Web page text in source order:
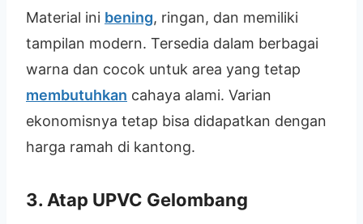
Material ini bening, ringan, dan memiliki
tampilan modern. Tersedia dalam berbagai
warna dan cocok untuk area yang tetap
membutuhkan cahaya alami. Varian
ekonomisnya tetap bisa didapatkan dengan
harga ramah di kantong.
3. Atap UPVC Gelombang